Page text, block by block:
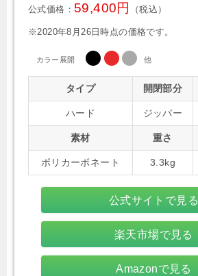
公式価格： 59,400円 （税込）
※2020年8月26日時点の価格です。
カラー展開 他
タイプ 開閉部分
ハード ジッパー
素材 重さ
ポリカーボネート 3.3kg
公式サイトで見る
楽天市場で見る
Amazonで見る